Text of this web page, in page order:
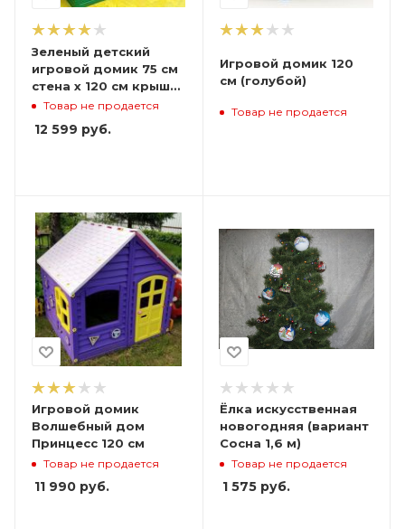
Зеленый детский
игровой домик 75 см
стена х 120 см крыша
(оранжевая)
Товар не продается
12 599 руб.
Игровой домик 120
см (голубой)
Товар не продается
Игровой домик
Волшебный дом
Принцесс 120 см
Товар не продается
11 990 руб.
Ёлка искусственная
новогодняя (вариант
Сосна 1,6 м)
Товар не продается
1 575руб.